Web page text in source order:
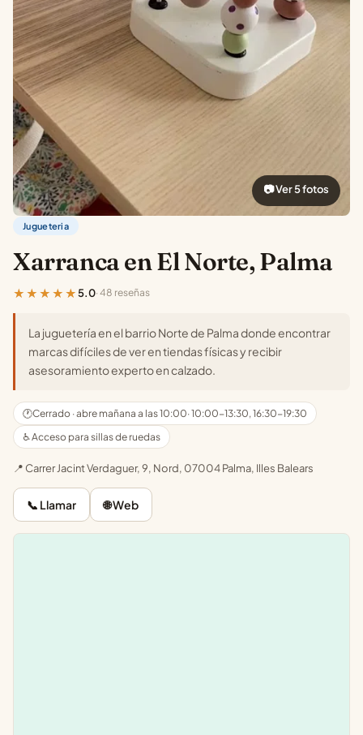
📷 Ver 5 fotos
Jugueteria
Xarranca en El Norte, Palma
★★★★★5.0· 48 reseñas
La juguetería en el barrio Norte de Palma donde encontrar
marcas difíciles de ver en tiendas físicas y recibir
asesoramiento experto en calzado.
🕐Cerrado · abre mañana a las 10:00· 10:00-13:30, 16:30-19:30
♿ Acceso para sillas de ruedas
📍 Carrer Jacint Verdaguer, 9, Nord, 07004 Palma, Illes Balears
📞 Llamar 🌐 Web